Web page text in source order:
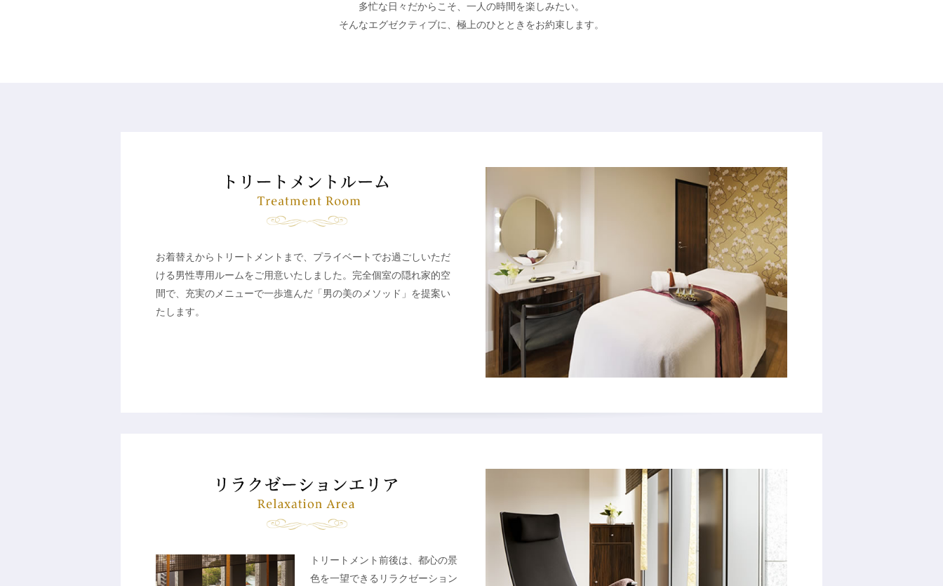
多忙な日々だからこそ、一人の時間を楽しみたい。
そんなエグゼクティブに、極上のひとときをお約束します。
お着替えからトリートメントまで、プライベートでお過ごしいただ
ける男性専用ルームをご用意いたしました。完全個室の隠れ家的空
間で、充実のメニューで一歩進んだ「男の美のメソッド」を提案い
たします。
トリートメント前後は、都心の景
色を一望できるリラクゼーション